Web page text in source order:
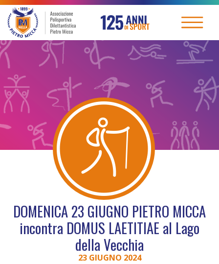
DOMENICA 23 GIUGNO PIETRO MICCA
incontra DOMUS LAETITIAE al Lago
della Vecchia
23 GIUGNO 2024